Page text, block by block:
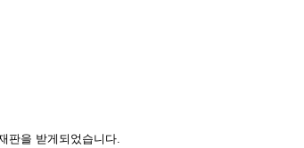
판을 받게되었습니다.